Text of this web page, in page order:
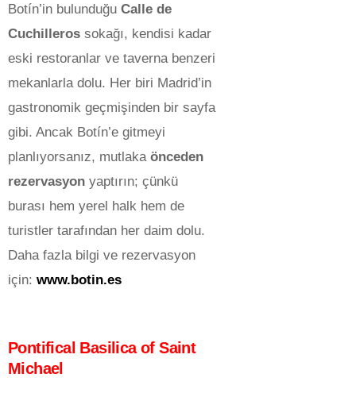
Botín’in bulunduğu Calle de
Cuchilleros sokağı, kendisi kadar
eski restoranlar ve taverna benzeri
mekanlarla dolu. Her biri Madrid’in
gastronomik geçmişinden bir sayfa
gibi. Ancak Botín’e gitmeyi
planlıyorsanız, mutlaka önceden
rezervasyon yaptırın; çünkü
burası hem yerel halk hem de
turistler tarafından her daim dolu.
Daha fazla bilgi ve rezervasyon
için: www.botin.es
Pontifical Basilica of Saint
Michael